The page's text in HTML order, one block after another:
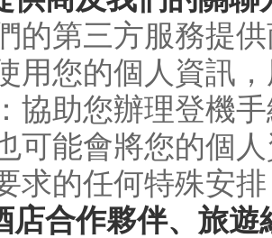
的第三方服務提
用您的個人資訊
協助您辦理登機
可能會將您的個
求的任何特殊安
店合作夥伴、旅